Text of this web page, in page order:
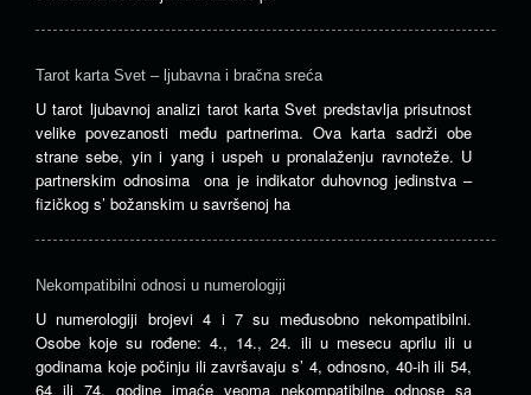
Tarot karta Svet – ljubavna i bračna sreća
U tarot ljubavnoj analizi tarot karta Svet predstavlja prisutnost
velike povezanosti među partnerima. Ova karta sadrži obe
strane sebe, yin i yang i uspeh u pronalaženju ravnoteže. U
partnerskim odnosima ona je indikator duhovnog jedinstva –
fizičkog s’ božanskim u savršenoj ha
Nekompatibilni odnosi u numerologiji
U numerologiji brojevi 4 i 7 su međusobno nekompatibilni.
Osobe koje su rođene: 4., 14., 24. ili u mesecu aprilu ili u
godinama koje počinju ili završavaju s’ 4, odnosno, 40-ih ili 54,
64 ili 74. godine imaće veoma nekompatibilne odnose sa